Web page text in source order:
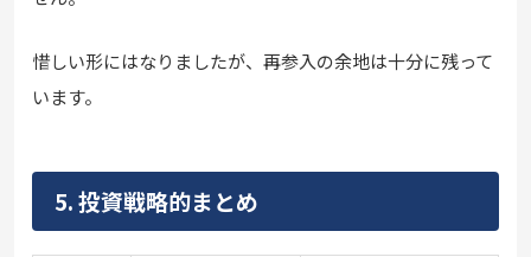
惜しい形にはなりましたが、再参入の余地は十分に残って
います。
5. 投資戦略的まとめ